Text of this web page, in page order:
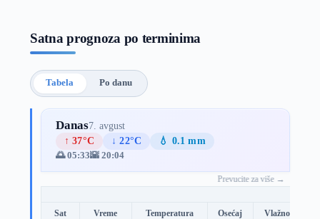
Satna prognoza po terminima
Tabela Po danu
Danas7. avgust
↑ 37°C
↓ 22°C
💧 0.1 mm
🌅 05:33🌇 20:04
Prevucite za više →
Sat Vreme Temperatura Osećaj Vlažnost